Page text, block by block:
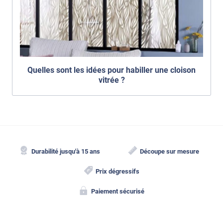
Quelles sont les idées pour habiller une cloison
vitrée ?
Durabilité jusqu'à 15 ans Découpe sur mesure
Prix dégressifs
Paiement sécurisé